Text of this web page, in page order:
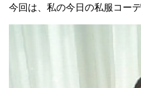
今回は、私の今日の私服コー